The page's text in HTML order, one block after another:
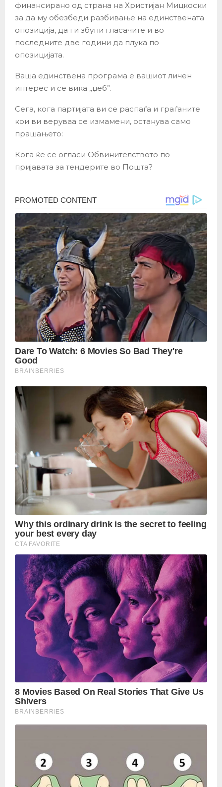
финансирано од страна на Христијан Мицкоски
за да му обезбеди разбивање на единствената
опозиција, да ги збуни гласачите и во
последните две години да плука по
опозицијата.
Ваша единствена програма е вашиот личен
интерес и се вика „џеб”.
Сега, кога партијата ви се распаѓа и граѓаните
кои ви веруваа се измамени, останува само
прашањето:
Кога ќе се огласи Обвинителството по
пријавата за тендерите во Пошта?